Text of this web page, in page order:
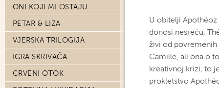
ONI KOJI MI OSTAJU
PETAR & LIZA
VJERSKA TRILOGIJA
IGRA SKRIVAČA
CRVENI OTOK
U obitelji
donosi nesreću,
živi od povremenih
Camille, ali ona o
kreativnoj krizi, to
prokletstvo